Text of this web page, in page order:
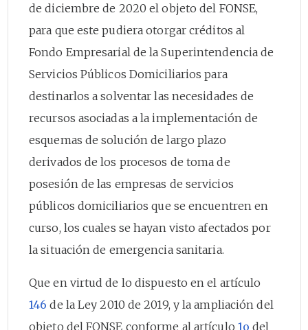
de diciembre de 2020 el objeto del FONSE,
para que este pudiera otorgar créditos al
Fondo Empresarial de la Superintendencia de
Servicios Públicos Domiciliarios para
destinarlos a solventar las necesidades de
recursos asociadas a la implementación de
esquemas de solución de largo plazo
derivados de los procesos de toma de
posesión de las empresas de servicios
públicos domiciliarios que se encuentren en
curso, los cuales se hayan visto afectados por
la situación de emergencia sanitaria.
Que en virtud de lo dispuesto en el artículo
146 de la Ley 2010 de 2019, y la ampliación del
objeto del FONSE conforme al artículo 1o del